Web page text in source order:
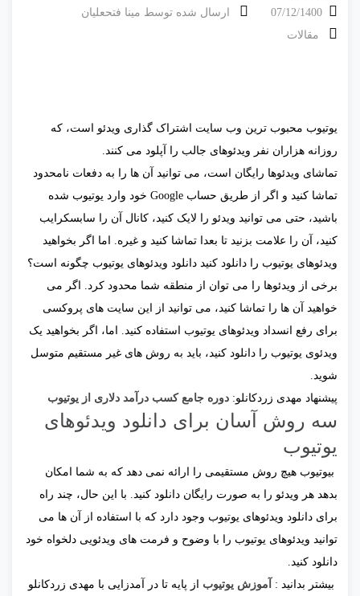
07/12/1400 ارسال شده توسط مینا فتحعلیان
مقالات
یوتیوب محبوب ترین وب‌ سایت اشتراک گذاری ویدئو است، که
روزانه هزاران نفر ویدئوهای جالب را آپلود می‌ کنند.
تماشای ویدئوها رایگان است، می‌ توانید آن‌ ها را به دفعات نامحدود
تماشا کنید و اگر از طریق حساب Google خود وارد یوتیوب شده
باشید، حتی می‌ توانید ویدئو را لایک کنید، کانال آن را سابسکرایب
کنید، آن را علامت بزنید تا بعدا تماشا کنید و غیره. اما اگر بخواهید
ویدئوهای یوتیوب را دانلود کنید دانلود ويدئوهای یوتیوب چگونه است؟
برخی از ویدئوها را می توان از منطقه شما محدود کرد. اگر می‌
خواهید آن ها را تماشا کنید، می‌ توانید از این سایت‌ های پروکسی
برای رفع انسداد ويدئوهای یوتیوب استفاده کنید. اما، اگر بخواهید یک
ویدئوی یوتیوب را دانلود کنید، باید به روش های غیر مستقیم متوسل
شوید.
پیشنهاد مهدی زردکانلو: دوره جامع کسب درآمد دلاری از یوتیوب
سه روش آسان برای دانلود ویدئوهای
یوتیوب
بیوتیوب هیچ روش مستقیمی را ارائه نمی دهد که به شما امکان
بدهد هر ویدئو را به صورت رایگان دانلود کنید. با این حال، چند راه
برای دانلود ویدئوهای یوتیوب وجود دارد که با استفاده از آن ها می
توانید ویدئوهای یوتیوب را با وضوح و فرمت های ویدئویی دلخواه خود
دانلود کنید.
بیشتر بدانید :
آموزش یوتیوب از پایه تا در آمدزایی با مهدی زردکانلو